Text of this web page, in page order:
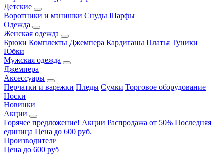
Детские
Воротники и манишки Снуды Шарфы
Одежда
Женская одежда
Брюки Комплекты Джемпера Кардиганы Платья Туники
Юбки
Мужская одежда
Джемпера
Аксессуары
Перчатки и варежки Пледы Сумки Торговое оборудование
Носки
Новинки
Акции
Горячее предложение! Акции Распродажа от 50% Последняя
единица Цена до 600 руб.
Производители
Цена до 600 руб